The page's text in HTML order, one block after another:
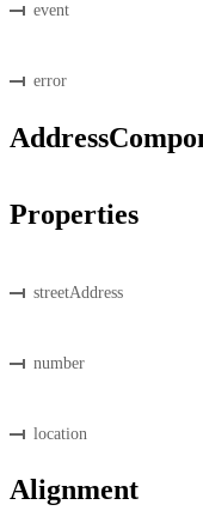
event
error
Properties
streetAddress
number
location
Alignment